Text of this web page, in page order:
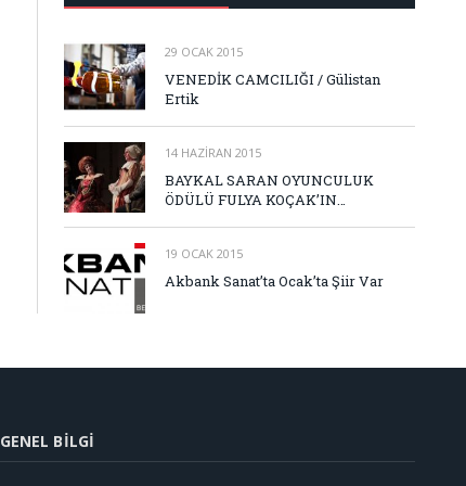
29 OCAK 2015
VENEDİK CAMCILIĞI / Gülistan
Ertik
14 HAZIRAN 2015
BAYKAL SARAN OYUNCULUK
ÖDÜLÜ FULYA KOÇAK’IN…
19 OCAK 2015
Akbank Sanat’ta Ocak’ta Şiir Var
GENEL BILGI